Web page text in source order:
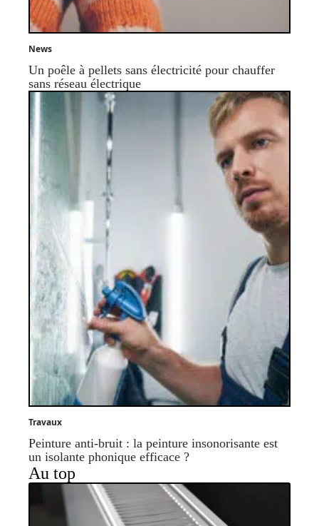
News
Un poêle à pellets sans électricité pour chauffer
sans réseau électrique
Travaux
Peinture anti-bruit : la peinture insonorisante est
un isolante phonique efficace ?
Au top